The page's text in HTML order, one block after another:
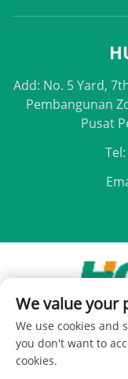
Add: No. 5 Yard,
Pembangunan
Pusat
Tel:
Hak Cipta
We value your
We use cookies and
you don't want to
cookies.